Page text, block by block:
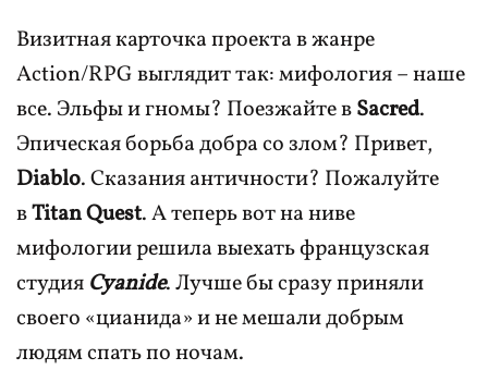
Визитная карточка проекта в жанре
Action/RPG выглядит так: мифология – наше
все. Эльфы и гномы? Поезжайте вSacred.
Эпическая борьба добра со злом? Привет,
Diablo. Сказания античности? Пожалуйте
вTitan Quest. А теперь вот на ниве
мифологии решила выехать французская
студия Cyanide. Лучше бы сразу приняли
своего «цианида» и не мешали добрым
людям спать по ночам.